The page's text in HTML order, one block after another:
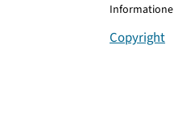
Copyright